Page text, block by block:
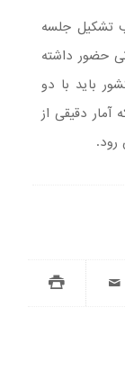
تشکیل جلسه
حضور داشته
باید با دو
دقیقی از
رود.